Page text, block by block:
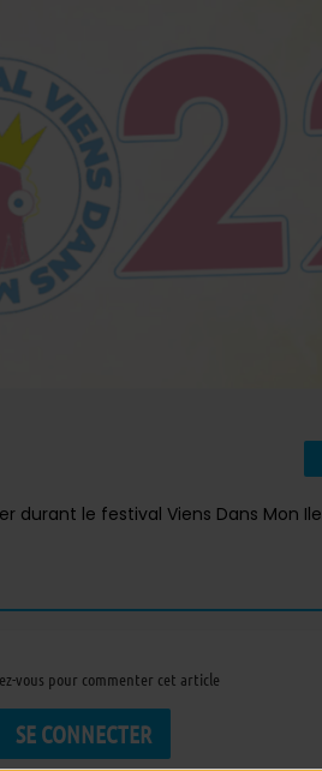
durant le festival Viens Dans Mon
vous pour commenter cet article
SE CONNECTER